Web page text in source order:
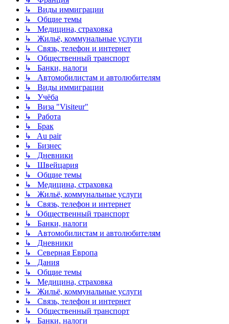
↳ Виды иммиграции
↳ Общие темы
↳ Медицина, страховка
↳ Жильё, коммунальные услуги
↳ Связь, телефон и интернет
↳ Общественный транспорт
↳ Банки, налоги
↳ Автомобилистам и автолюбителям
↳ Виды иммиграции
↳ Учёба
↳ Виза "Visiteur"
↳ Работа
↳ Брак
↳ Au pair
↳ Бизнес
↳ Дневники
↳ Швейцария
↳ Общие темы
↳ Медицина, страховка
↳ Жильё, коммунальные услуги
↳ Связь, телефон и интернет
↳ Общественный транспорт
↳ Банки, налоги
↳ Автомобилистам и автолюбителям
↳ Дневники
↳ Северная Европа
↳ Дания
↳ Общие темы
↳ Медицина, страховка
↳ Жильё, коммунальные услуги
↳ Связь, телефон и интернет
↳ Общественный транспорт
↳ Банки, налоги